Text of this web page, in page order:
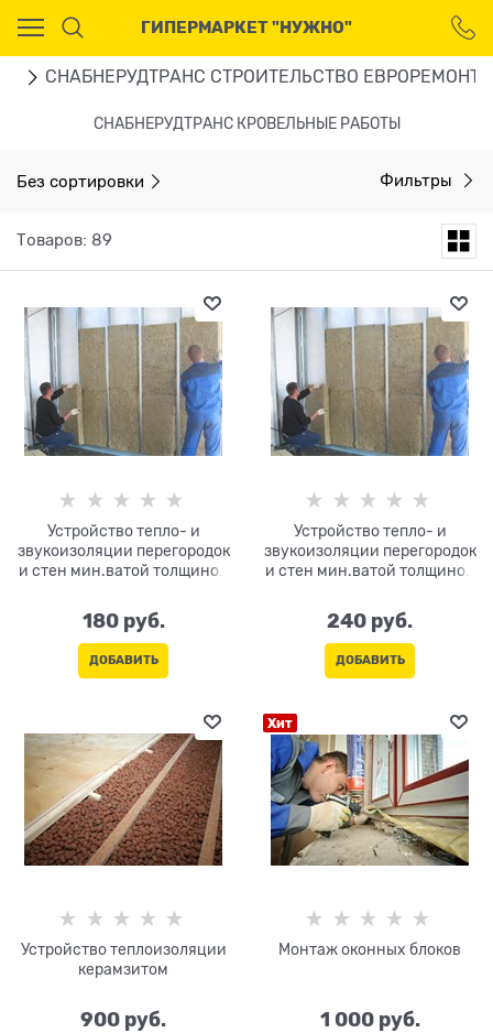
ГИПЕРМАРКЕТ "НУЖНО"
СНАБНЕРУДТРАНС СТРОИТЕЛЬСТВО ЕВРОРЕМОНТ
СНАБНЕРУДТРАНС КРОВЕЛЬНЫЕ РАБОТЫ
Без сортировки Фильтры
Товаров: 89
Устройство тепло- и
звукоизоляции перегородок
и стен мин.ватой толщиной
180 руб.
ДОБАВИТЬ
Устройство тепло- и
звукоизоляции перегородок
и стен мин.ватой толщиной
240 руб.
ДОБАВИТЬ
Устройство теплоизоляции
керамзитом
900 руб.
Хит
Монтаж оконных блоков
1 000 руб.
Ваш город - Москва,
угадали?
ДА НЕТ